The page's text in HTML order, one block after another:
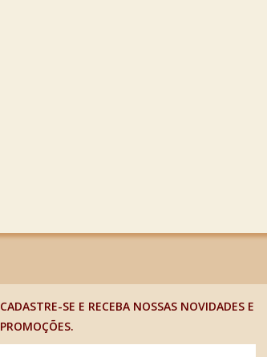
CADASTRE-SE E RECEBA NOSSAS NOVIDADES E
PROMOÇÕES.